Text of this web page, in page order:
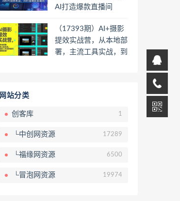
AI打造爆款直播间
（17393期）AI+摄影
提效实战营，从本地部
署，主流工具实战，到
网站分类
创客库 1
└中创网资源 17289
└福缘网资源 6500
└冒泡网资源 19974